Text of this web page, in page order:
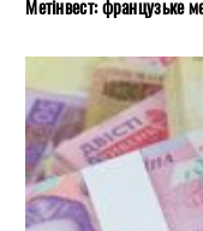
Метінвест: французьке